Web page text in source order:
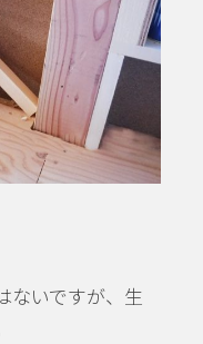
ないですが、生